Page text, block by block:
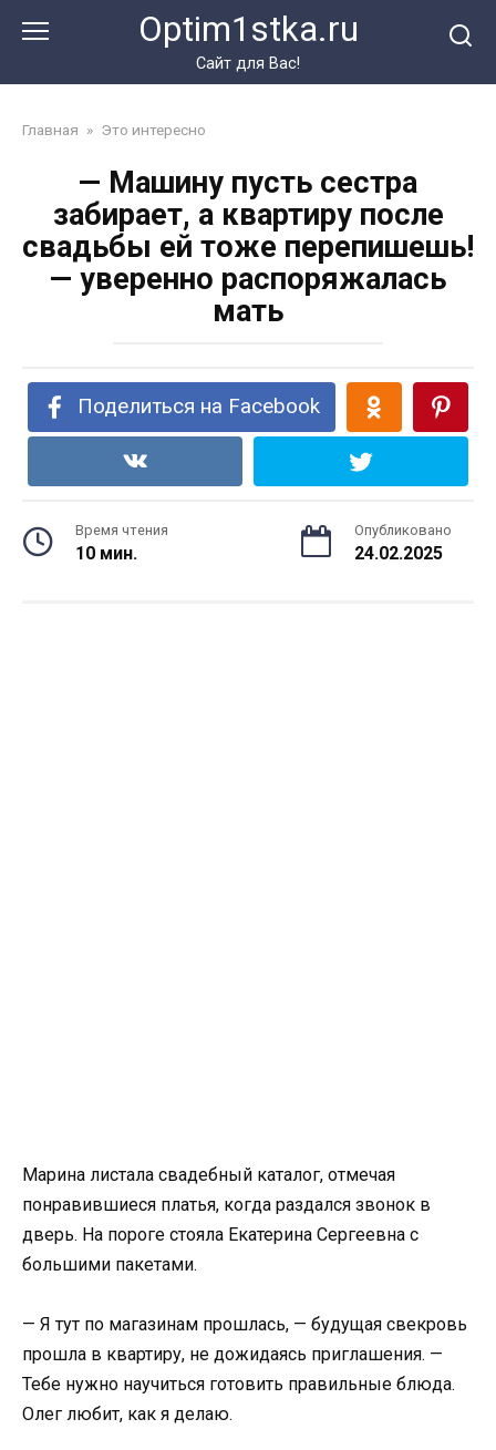
Optim1stka.ru
Сайт для Вас!
Главная » Это интересно
— Машину пусть сестра
забирает, а квартиру после
свадьбы ей тоже перепишешь!
— уверенно распоряжалась
мать
Поделиться на Facebook
Время чтения
10 мин.
Опубликовано
24.02.2025
Марина листала свадебный каталог, отмечая
понравившиеся платья, когда раздался звонок в
дверь. На пороге стояла Екатерина Сергеевна с
большими пакетами.
— Я тут по магазинам прошлась, — будущая свекровь
прошла в квартиру, не дожидаясь приглашения. —
Тебе нужно научиться готовить правильные блюда.
Олег любит, как я делаю.